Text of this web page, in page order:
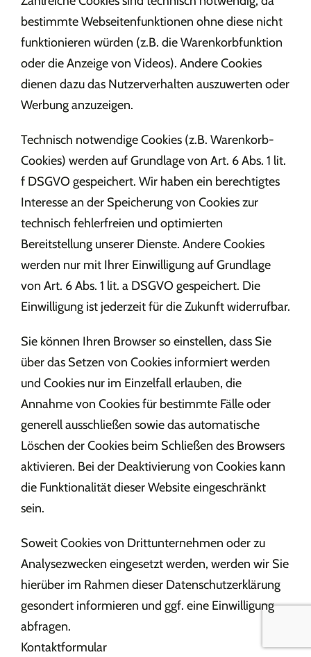
bestimmte Webseitenfunktionen ohne diese nicht
funktionieren würden (z.B. die Warenkorbfunktion
oder die Anzeige von Videos). Andere Cookies
dienen dazu das Nutzerverhalten auszuwerten oder
Werbung anzuzeigen.
Technisch notwendige Cookies (z.B. Warenkorb-
Cookies) werden auf Grundlage von Art. 6 Abs. 1 lit.
f DSGVO gespeichert. Wir haben ein berechtigtes
Interesse an der Speicherung von Cookies zur
technisch fehlerfreien und optimierten
Bereitstellung unserer Dienste. Andere Cookies
werden nur mit Ihrer Einwilligung auf Grundlage
von Art. 6 Abs. 1 lit. a DSGVO gespeichert. Die
Einwilligung ist jederzeit für die Zukunft widerrufbar.
Sie können Ihren Browser so einstellen, dass Sie
über das Setzen von Cookies informiert werden
und Cookies nur im Einzelfall erlauben, die
Annahme von Cookies für bestimmte Fälle oder
generell ausschließen sowie das automatische
Löschen der Cookies beim Schließen des Browsers
aktivieren. Bei der Deaktivierung von Cookies kann
die Funktionalität dieser Website eingeschränkt
sein.
Soweit Cookies von Drittunternehmen oder zu
Analysezwecken eingesetzt werden, werden wir Sie
hierüber im Rahmen dieser Datenschutzerklärung
gesondert informieren und ggf. eine Einwilligung
abfragen.
Kontaktformular